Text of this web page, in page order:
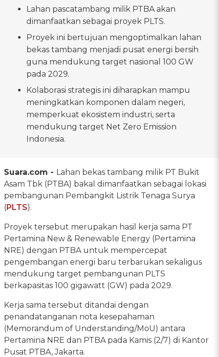
Lahan pascatambang milik PTBA akan
dimanfaatkan sebagai proyek PLTS.
Proyek ini bertujuan mengoptimalkan lahan
bekas tambang menjadi pusat energi bersih
guna mendukung target nasional 100 GW
pada 2029.
Kolaborasi strategis ini diharapkan mampu
meningkatkan komponen dalam negeri,
memperkuat ekosistem industri, serta
mendukung target Net Zero Emission
Indonesia.
Suara.com - Lahan bekas tambang milik PT Bukit
Asam Tbk (PTBA) bakal dimanfaatkan sebagai lokasi
pembangunan Pembangkit Listrik Tenaga Surya
(PLTS).
Proyek tersebut merupakan hasil kerja sama PT
Pertamina New & Renewable Energy (Pertamina
NRE) dengan PTBA untuk mempercepat
pengembangan energi baru terbarukan sekaligus
mendukung target pembangunan PLTS
berkapasitas 100 gigawatt (GW) pada 2029.
Kerja sama tersebut ditandai dengan
penandatanganan nota kesepahaman
(Memorandum of Understanding/MoU) antara
Pertamina NRE dan PTBA pada Kamis (2/7) di Kantor
Pusat PTBA, Jakarta.